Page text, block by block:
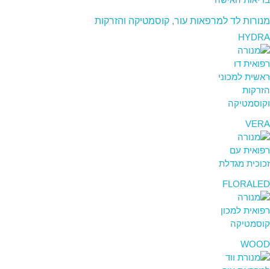
מנורות לד למרפאות עור, קוסמטיקה והזרקות
HYDRA
VERA
FLORALED
WOOD